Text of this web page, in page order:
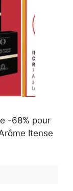
-68% pour
Itense